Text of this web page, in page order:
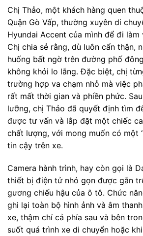
Chị Thảo, một khách hàng quen
Quận Gò Vấp, thường xuyên di
Hyundai Accent của mình để đi làm
Chị chia sẻ rằng, dù luôn cẩn thận,
huống bất ngờ trên đường phố
không khỏi lo lắng. Đặc biệt, chị
trường hợp va chạm nhỏ mà việc
rất mất thời gian và phiền phức.
lưỡng, chị Thảo đã quyết định tìm
được tư vấn và lắp đặt một chiếc
chất lượng, với mong muốn có một
tin cậy trên xe.
Camera hành trình, hay còn gọi là
thiết bị điện tử nhỏ gọn được gắn
gương chiếu hậu của ô tô. Chức
ghi lại toàn bộ hình ảnh và âm
xe, thậm chí cả phía sau và bên
suốt quá trình xe di chuyển hoặc